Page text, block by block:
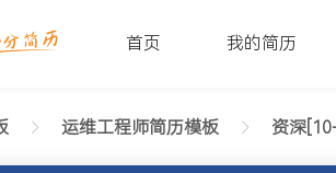
首页 我的简历
运维工程师简历模板 资深